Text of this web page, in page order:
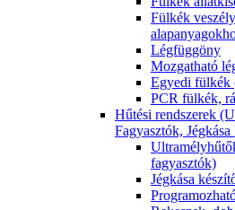
Fülkék
Légfüggöny
Mozgatható
Egyedi fülkék
PCR fülkék,
Hűtési rendszerek
Fagyasztók,
fagyasztók)
Jégkása